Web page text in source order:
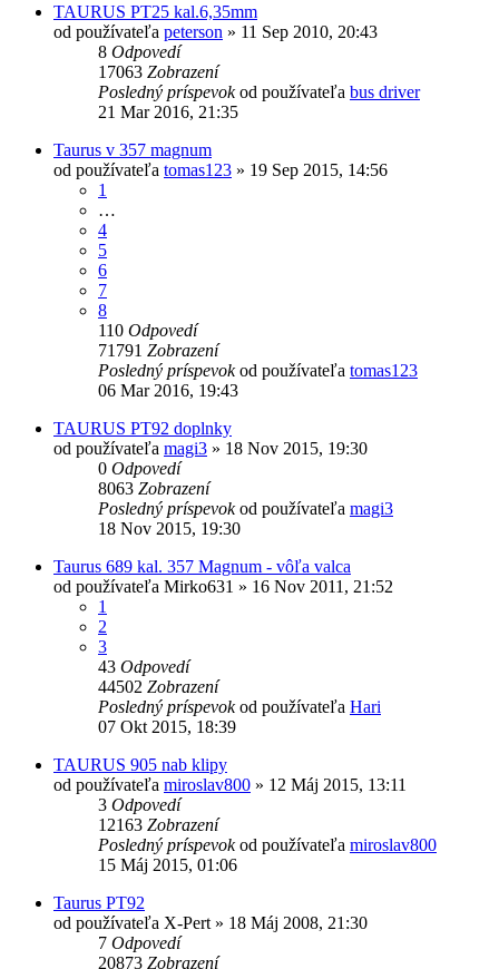
TAURUS PT25 kal.6,35mm
od používateľa peterson » 11 Sep 2010, 20:43
8 Odpovedí
17063 Zobrazení
Posledný príspevokod používateľa bus driver
21 Mar 2016, 21:35
Taurus v 357 magnum
od používateľa tomas123 » 19 Sep 2015, 14:56
1
…
4
5
6
7
8
110 Odpovedí
71791 Zobrazení
Posledný príspevokod používateľa tomas123
06 Mar 2016, 19:43
TAURUS PT92 doplnky
od používateľa magi3 » 18 Nov 2015, 19:30
0 Odpovedí
8063 Zobrazení
Posledný príspevokod používateľa magi3
18 Nov 2015, 19:30
Taurus 689 kal. 357 Magnum - vôľa valca
od používateľa Mirko631 » 16 Nov 2011, 21:52
1
2
3
43 Odpovedí
44502 Zobrazení
Posledný príspevokod používateľa Hari
07 Okt 2015, 18:39
TAURUS 905 nab klipy
od používateľa miroslav800 » 12 Máj 2015, 13:11
3 Odpovedí
12163 Zobrazení
Posledný príspevokod používateľa miroslav800
15 Máj 2015, 01:06
Taurus PT92
od používateľa X-Pert » 18 Máj 2008, 21:30
7 Odpovedí
20873 Zobrazení